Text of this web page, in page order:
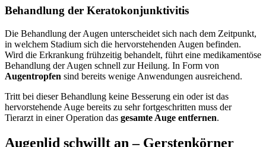
Behandlung der Keratokonjunktivitis
Die Behandlung der Augen unterscheidet sich nach dem Zeitpunkt,
in welchem Stadium sich die hervorstehenden Augen befinden.
Wird die Erkrankung frühzeitig behandelt, führt eine medikamentöse
Behandlung der Augen schnell zur Heilung. In Form von
Augentropfen sind bereits wenige Anwendungen ausreichend.
Tritt bei dieser Behandlung keine Besserung ein oder ist das
hervorstehende Auge bereits zu sehr fortgeschritten muss der
Tierarzt in einer Operation das gesamte Auge entfernen.
Augenlid schwillt an – Gerstenkörner